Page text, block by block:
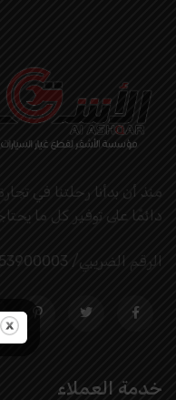
منذ أن بدأنا رحلتنا في
دائمًا على توفير كل ما
الرقم الضريبي/ 300426653900003
خدمة العملاء